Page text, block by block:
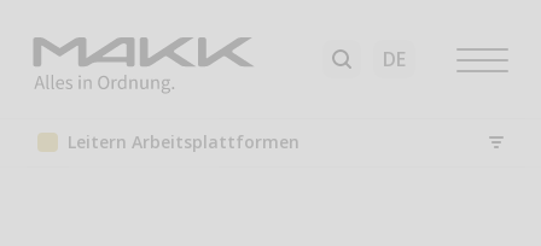
Leitern Arbeitsplattformen